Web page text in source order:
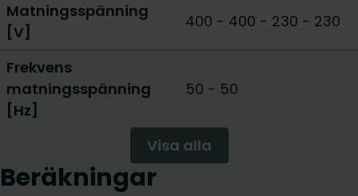
Matningsspänning
[V]
400 - 400 - 230 - 230
Frekvens
matningsspänning
[Hz]
50 - 50
Visa alla
Beräkningar